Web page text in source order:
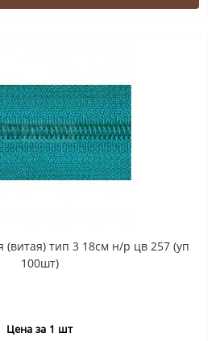
тип 3 18см н/р цв 257 (уп
100шт)
Цена за 1 шт